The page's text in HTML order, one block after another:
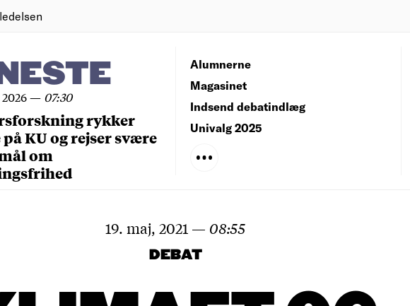
— 07:30
rykker
KU og rejser svære
om
Alumnerne
Magasinet
Indsend debatindlæg
Univalg 2025
19. maj, 2021 — 08:55
DEBAT